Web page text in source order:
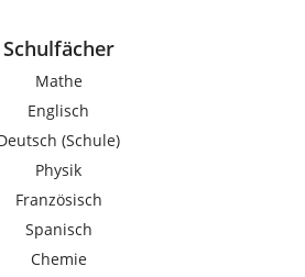
Schulfächer
Mathe
Englisch
(Schule)
Physik
Französisch
Spanisch
Chemie